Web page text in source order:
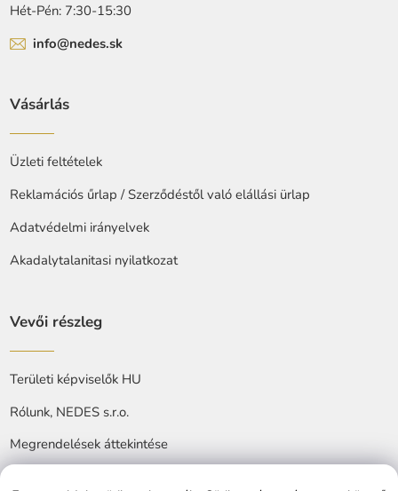
Hét-Pén: 7:30-15:30
info@nedes.sk
Vásárlás
Üzleti feltételek
Reklamációs űrlap / Szerződéstől való elállási ürlap
Adatvédelmi irányelvek
Akadalytalanitasi nyilatkozat
Vevői részleg
Területi képviselők HU
Rólunk, NEDES s.r.o.
Megrendelések áttekintése